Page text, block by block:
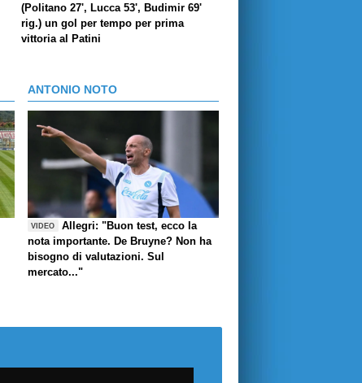
(Politano 27', Lucca 53', Budimir 69'
rig.) un gol per tempo per prima
vittoria al Patini
ANTONIO NOTO
VIDEO
Allegri: "Buon test, ecco la
nota importante. De Bruyne? Non ha
bisogno di valutazioni. Sul
mercato..."